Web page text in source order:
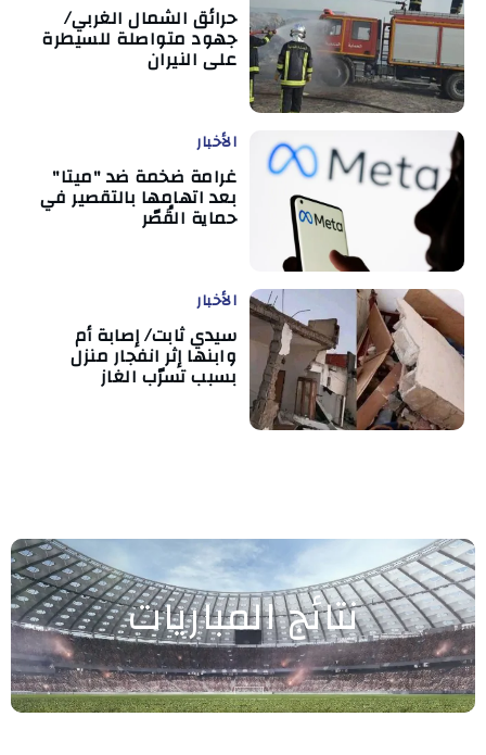
حرائق الشمال الغربي/
جهود متواصلة للسيطرة
على النيران
الأخبار
غرامة ضخمة ضد "ميتا"
بعد اتهامها بالتقصير في
حماية القُصّر
الأخبار
سيدي ثابت/ إصابة أم
وابنها إثر انفجار منزل
بسبب تسرّب الغاز
نتائج المباريات